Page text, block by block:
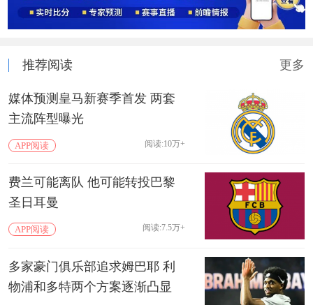
推荐阅读 更多
媒体预测皇马新赛季首发 两套
主流阵型曝光
APP阅读 阅读:10万+
费兰可能离队 他可能转投巴黎
圣日耳曼
APP阅读 阅读:7.5万+
多家豪门俱乐部追求姆巴耶 利
物浦和多特两个方案逐渐凸显